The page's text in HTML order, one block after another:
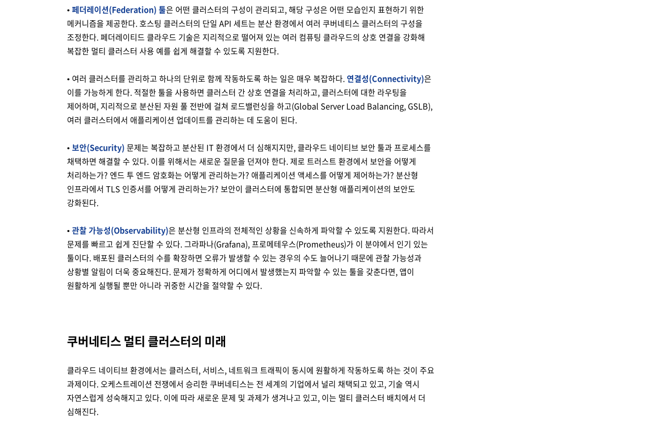
• 페더레이션(Federation) 툴은 어떤 클러스터의 구성이 관리되고, 해당 구성은 어떤 모습인지 표현하기 위한
메커니즘을 제공한다. 호스팅 클러스터의 단일 API 세트는 분산 환경에서 여러 쿠버네티스 클러스터의 구성을
조정한다. 페더레이티드 클라우드 기술은 지리적으로 떨어져 있는 여러 컴퓨팅 클라우드의 상호 연결을 강화해
복잡한 멀티 클러스터 사용 예를 쉽게 해결할 수 있도록 지원한다.
• 여러 클러스터를 관리하고 하나의 단위로 함께 작동하도록 하는 일은 매우 복잡하다. 연결성(Connectivity)은
이를 가능하게 한다. 적절한 툴을 사용하면 클러스터 간 상호 연결을 처리하고, 클러스터에 대한 라우팅을
제어하며, 지리적으로 분산된 자원 풀 전반에 걸쳐 로드밸런싱을 하고(Global Server Load Balancing, GSLB),
여러 클러스터에서 애플리케이션 업데이트를 관리하는 데 도움이 된다.
• 보안(Security) 문제는 복잡하고 분산된 IT 환경에서 더 심해지지만, 클라우드 네이티브 보안 툴과 프로세스를
채택하면 해결할 수 있다. 이를 위해서는 새로운 질문을 던져야 한다. 제로 트러스트 환경에서 보안을 어떻게
처리하는가? 엔드 투 엔드 암호화는 어떻게 관리하는가? 애플리케이션 액세스를 어떻게 제어하는가? 분산형
인프라에서 TLS 인증서를 어떻게 관리하는가? 보안이 클러스터에 통합되면 분산형 애플리케이션의 보안도
강화된다.
• 관찰 가능성(Observability)은 분산형 인프라의 전체적인 상황을 신속하게 파악할 수 있도록 지원한다. 따라서
문제를 빠르고 쉽게 진단할 수 있다. 그라파나(Grafana), 프로메테우스(Prometheus)가 이 분야에서 인기 있는
툴이다. 배포된 클러스터의 수를 확장하면 오류가 발생할 수 있는 경우의 수도 늘어나기 때문에 관찰 가능성과
상황별 알림이 더욱 중요해진다. 문제가 정확하게 어디에서 발생했는지 파악할 수 있는 툴을 갖춘다면, 앱이
원활하게 실행될 뿐만 아니라 귀중한 시간을 절약할 수 있다.
쿠버네티스 멀티 클러스터의 미래
클라우드 네이티브 환경에서는 클러스터, 서비스, 네트워크 트래픽이 동시에 원활하게 작동하도록 하는 것이 주요
과제이다. 오케스트레이션 전쟁에서 승리한 쿠버네티스는 전 세계의 기업에서 널리 채택되고 있고, 기술 역시
자연스럽게 성숙해지고 있다. 이에 따라 새로운 문제 및 과제가 생겨나고 있고, 이는 멀티 클러스터 배치에서 더
심해진다.